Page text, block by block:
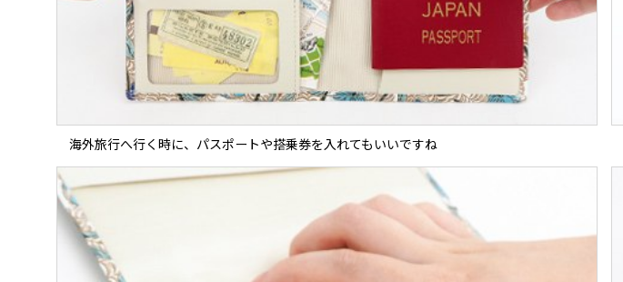
海外旅行へ行く時に、パスポートや搭乗券を入れてもいいですね